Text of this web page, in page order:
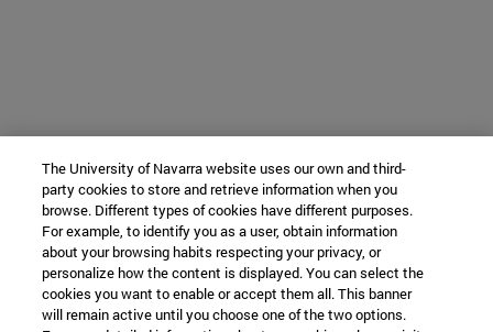
The University of Navarra website uses our own and third-
party cookies to store and retrieve information when you
browse. Different types of cookies have different purposes.
For example, to identify you as a user, obtain information
about your browsing habits respecting your privacy, or
personalize how the content is displayed. You can select the
cookies you want to enable or accept them all. This banner
will remain active until you choose one of the two options.